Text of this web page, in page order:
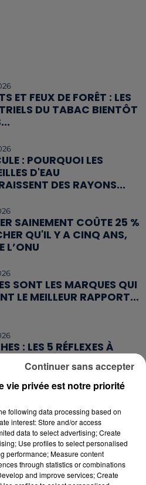
ET FEUX DE FORÊT : LES
DU TABAC BIENTÔT
: POURQUOI LES
D'EAU
DES RAYONS...
SAINEMENT COÛTE 25 %
QU'IL Y A CINQ ANS,
L’ONU
SONT LES MARQUES QUI
LE MEILLEUR RAPPORT...
: LES 5 RÉFLEXES À
POUR ÉVITER
CET ÉTÉ...
SOLAIRE DU 12 AOÛT : LA
LES LUNETTES DE...
vie privée est notre priorité
following data processing based on
interest: Store and/or access
data to select advertising; Create
Use profiles to select personalised
performance; Measure content
through statistics or combinations
and improve services; Create
Continuer sans accepter